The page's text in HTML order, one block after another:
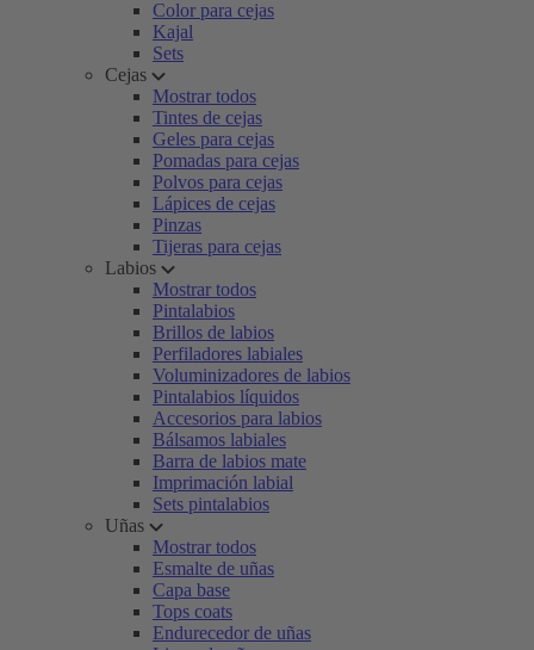
Color para cejas
Kajal
Sets
Cejas
Mostrar todos
Tintes de cejas
Geles para cejas
Pomadas para cejas
Polvos para cejas
Lápices de cejas
Pinzas
Tijeras para cejas
Labios
Mostrar todos
Pintalabios
Brillos de labios
Perfiladores labiales
Voluminizadores de labios
Pintalabios líquidos
Accesorios para labios
Bálsamos labiales
Barra de labios mate
Imprimación labial
Sets pintalabios
Uñas
Mostrar todos
Esmalte de uñas
Capa base
Tops coats
Endurecedor de uñas